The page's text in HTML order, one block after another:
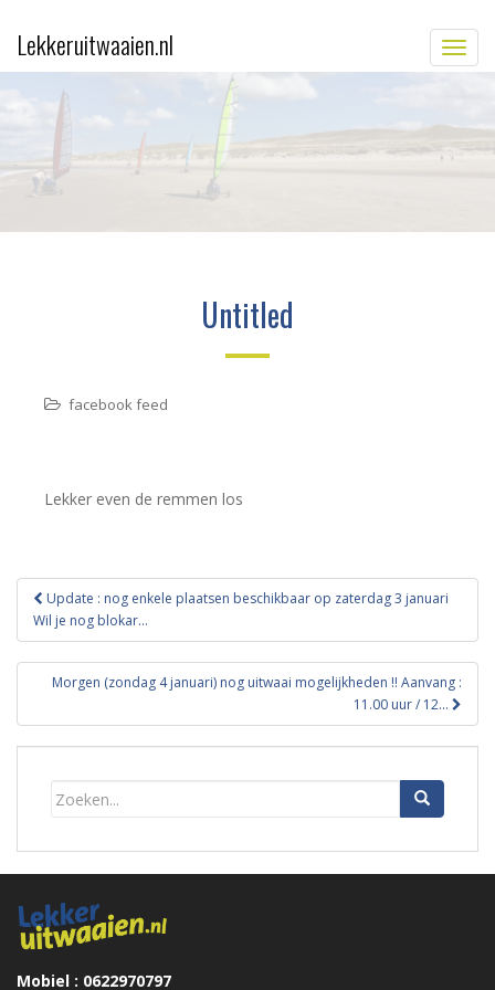
Lekkeruitwaaien.nl
Untitled
facebook feed
Lekker even de remmen los
Bericht
navigatie
Update : nog enkele plaatsen beschikbaar op zaterdag 3 januari
Wil je nog blokar…
Morgen (zondag 4 januari) nog uitwaai mogelijkheden !! Aanvang :
11.00 uur / 12…
Mobiel : 0622970797